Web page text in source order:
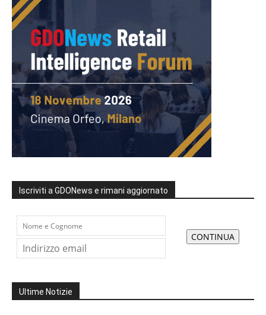
Iscriviti a GDONews e rimani aggiornato
Ultime Notizie